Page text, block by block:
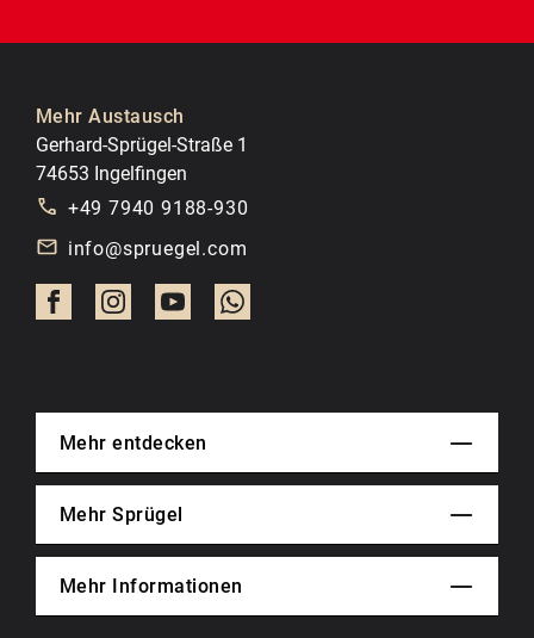
Mehr Austausch
Gerhard-Sprügel-Straße 1
74653 Ingelfingen
+49 7940 9188-930
info@spruegel.com
Mehr entdecken
Mehr Sprügel
Mehr Informationen